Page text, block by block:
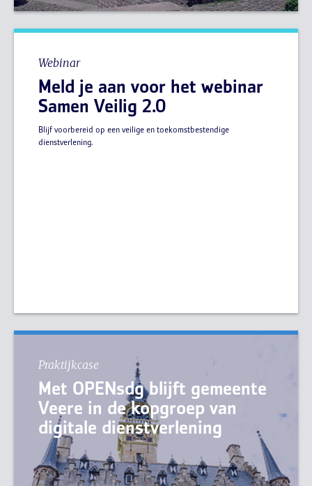
Webinar
Meld je aan voor het webinar
Samen Veilig 2.0
Blijf voorbereid op een veilige en toekomstbestendige
dienstverlening.
Praktijkcase
Met OPENsdg blijft gemeente
Veere in de kopgroep van
digitale dienstverlening